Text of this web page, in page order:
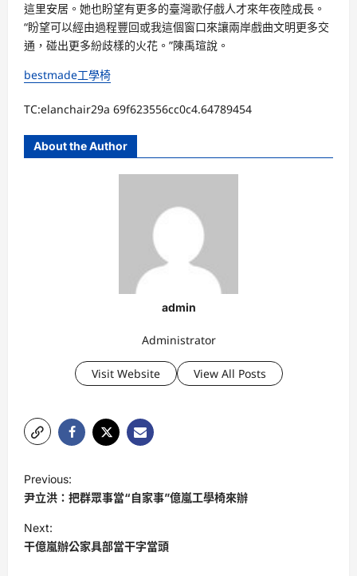
這里安居。她也盼望有更多的臺灣歌仔戲人才來年夜陸成長。
“盼望可以經由過程豐回或我這個窗口來讓兩岸戲曲文明更多交
通，碰出更多紛歧樣的火花。”陳禹瑄說。
bestmade工學椅
TC:elanchair29a 69f623556cc0c4.64789454
About the Author
admin
Administrator
Visit Website View All Posts
o
s
t
Previous:
尹立洪：把群眾事當“自家事”億嵐工學椅來辦
Next:
干億嵐辦公家具部當干字當頭